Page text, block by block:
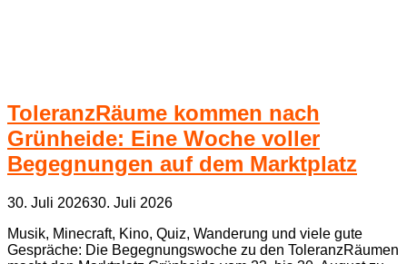
ToleranzRäume kommen nach
Grünheide: Eine Woche voller
Begegnungen auf dem Marktplatz
30. Juli 202630. Juli 2026
Musik, Minecraft, Kino, Quiz, Wanderung und viele gute
Gespräche: Die Begegnungswoche zu den ToleranzRäumen